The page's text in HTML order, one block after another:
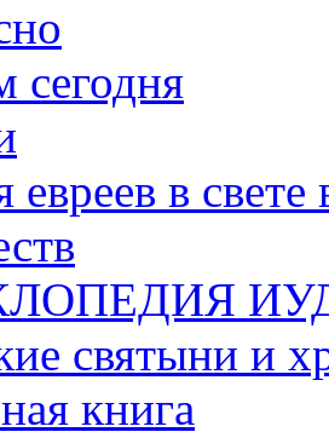
сегодня
евреев в
святыни и
книга